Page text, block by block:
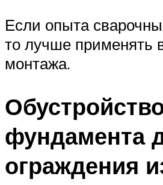
Если опыта
то лучше применять
монтажа.
фундамента
ограждения